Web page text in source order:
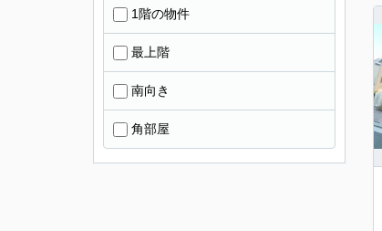
1階の物件
最上階
南向き
角部屋